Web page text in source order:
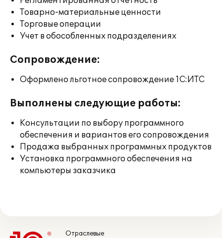
Товарно-материальные ценности
Торговые операции
Учет в обособленных подразделениях
Сопровождение:
Оформлено льготное сопровождение 1С:ИТС
Выполнены следующие работы:
Консультации по выбору программного
обеспечения и вариантов его сопровождения
Продажа выбранных программных продуктов
Установка программного обеспечения на
компьютеры заказчика
Отраслевые